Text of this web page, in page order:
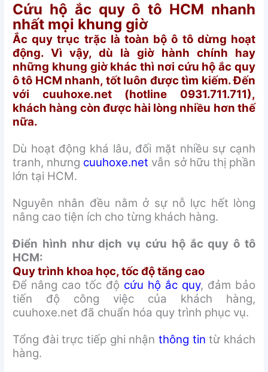
Cứu hộ ắc quy ô tô HCM nhanh
nhất mọi khung giờ
Ắc quy trục trặc là toàn bộ ô tô dừng hoạt
động. Vì vậy, dù là giờ hành chính hay
những khung giờ khác thì nơi cứu hộ ắc quy
ô tô HCM nhanh, tốt luôn được tìm kiếm. Đến
với cuuhoxe.net (hotline 0931.711.711),
khách hàng còn được hài lòng nhiều hơn thế
nữa.
Dù hoạt động khá lâu, đối mặt nhiều sự cạnh
tranh, nhưng cuuhoxe.net vẫn sở hữu thị phần
lớn tại HCM.
Nguyên nhân đều nằm ở sự nỗ lực hết lòng
nâng cao tiện ích cho từng khách hàng.
Điển hình như dịch vụ cứu hộ ắc quy ô tô
HCM:
Quy trình khoa học, tốc độ tăng cao
Để nâng cao tốc độ cứu hộ ắc quy, đảm bảo
tiến độ công việc của khách hàng,
cuuhoxe.net đã chuẩn hóa quy trình phục vụ.
Tổng đài trực tiếp ghi nhận thông tin từ khách
hàng.